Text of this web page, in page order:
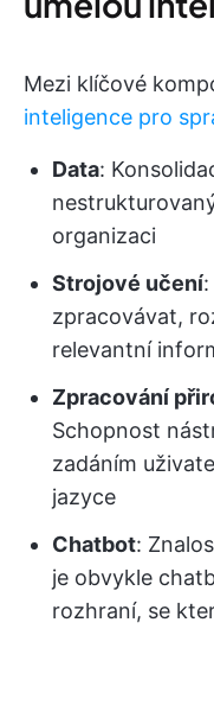
Mezi klíčové
inteligence pro
Data:
organizaci
Strojové učení
zpracovávat,
relevantní
Zpracování
Schopnost
zadáním
jazyce
Chatbot:
je obvykle
rozhraní, se